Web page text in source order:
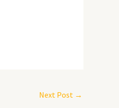
Next Post →